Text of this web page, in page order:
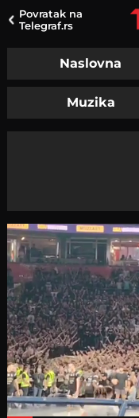
Povratak na
Telegraf.rs
Naslovna
Muzika